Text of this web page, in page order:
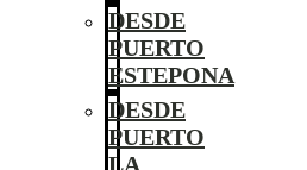
DESDE
PUERTO
ESTEPONA
DESDE
PUERTO
LA